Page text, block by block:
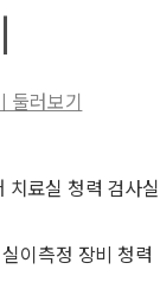
둘러보기
치료실 청력 검사실
실이측정 장비 청력